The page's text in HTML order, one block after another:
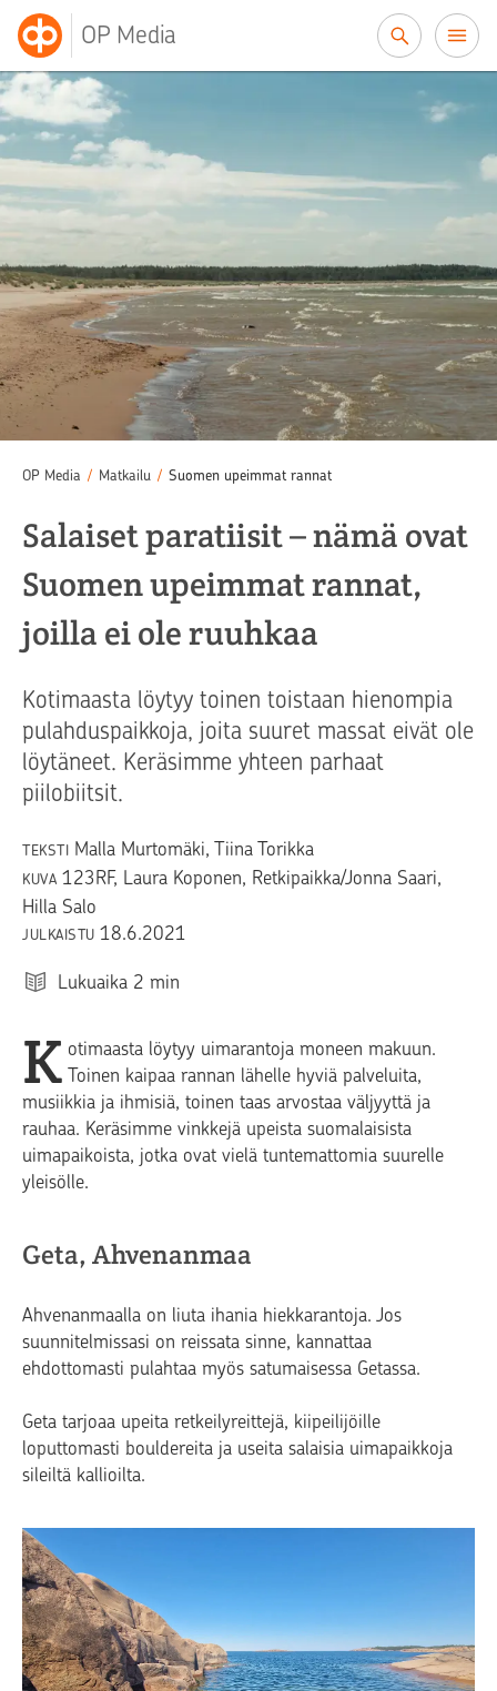
OP Media
OP Media / Matkailu / Suomen upeimmat rannat
Salaiset paratiisit – nämä ovat
Suomen upeimmat rannat,
joilla ei ole ruuhkaa
Kotimaasta löytyy toinen toistaan hienompia
pulahduspaikkoja, joita suuret massat eivät ole
löytäneet. Keräsimme yhteen parhaat
piilobiitsit.
TEKSTI Malla Murtomäki, Tiina Torikka
KUVA 123RF, Laura Koponen, Retkipaikka/Jonna Saari,
Hilla Salo
JULKAISTU 18.6.2021
Lukuaika 2 min
K otimaasta löytyy uimarantoja moneen makuun.
Toinen kaipaa rannan lähelle hyviä palveluita,
musiikkia ja ihmisiä, toinen taas arvostaa väljyyttä ja
rauhaa. Keräsimme vinkkejä upeista suomalaisista
uimapaikoista, jotka ovat vielä tuntemattomia suurelle
yleisölle.
Geta, Ahvenanmaa
Ahvenanmaalla on liuta ihania hiekkarantoja. Jos
suunnitelmissasi on reissata sinne, kannattaa
ehdottomasti pulahtaa myös satumaisessa Getassa.
Geta tarjoaa upeita retkeilyreittejä, kiipeilijöille
loputtomasti bouldereita ja useita salaisia uimapaikkoja
sileiltä kallioilta.